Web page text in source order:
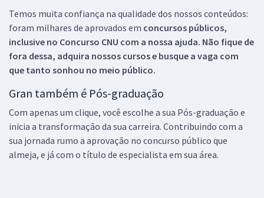
Temos muita confiança na qualidade dos nossos conteúdos:
foram milhares de aprovados em concursos públicos,
inclusive no Concurso CNU com a nossa ajuda. Não fique de
fora dessa, adquira nossos cursos e busque a vaga com
que tanto sonhou no meio público.
Gran também é Pós-graduação
Com apenas um clique, você escolhe a sua Pós-graduação e
inicia a transformação da sua carreira. Contribuindo com a
sua jornada rumo a aprovação no concurso público que
almeja, e já com o título de especialista em sua área.